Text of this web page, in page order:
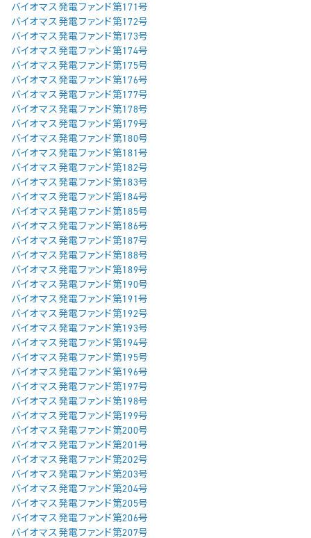
バイオマス発電ファンド第171号
バイオマス発電ファンド第172号
バイオマス発電ファンド第173号
バイオマス発電ファンド第174号
バイオマス発電ファンド第175号
バイオマス発電ファンド第176号
バイオマス発電ファンド第177号
バイオマス発電ファンド第178号
バイオマス発電ファンド第179号
バイオマス発電ファンド第180号
バイオマス発電ファンド第181号
バイオマス発電ファンド第182号
バイオマス発電ファンド第183号
バイオマス発電ファンド第184号
バイオマス発電ファンド第185号
バイオマス発電ファンド第186号
バイオマス発電ファンド第187号
バイオマス発電ファンド第188号
バイオマス発電ファンド第189号
バイオマス発電ファンド第190号
バイオマス発電ファンド第191号
バイオマス発電ファンド第192号
バイオマス発電ファンド第193号
バイオマス発電ファンド第194号
バイオマス発電ファンド第195号
バイオマス発電ファンド第196号
バイオマス発電ファンド第197号
バイオマス発電ファンド第198号
バイオマス発電ファンド第199号
バイオマス発電ファンド第200号
バイオマス発電ファンド第201号
バイオマス発電ファンド第202号
バイオマス発電ファンド第203号
バイオマス発電ファンド第204号
バイオマス発電ファンド第205号
バイオマス発電ファンド第206号
バイオマス発電ファンド第207号